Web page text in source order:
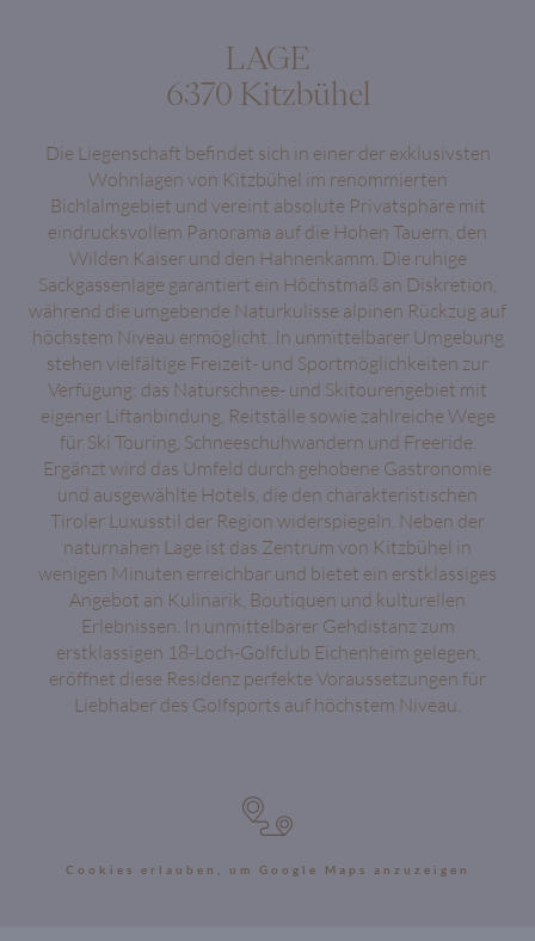
LAGE
6370 Kitzbühel
Die Liegenschaft befindet sich in einer der exklusivsten
Wohnlagen von Kitzbühel im renommierten
Bichlalmgebiet und vereint absolute Privatsphäre mit
eindrucksvollem Panorama auf die Hohen Tauern, den
Wilden Kaiser und den Hahnenkamm. Die ruhige
Sackgassenlage garantiert ein Höchstmaß an Diskretion,
während die umgebende Naturkulisse alpinen Rückzug auf
höchstem Niveau ermöglicht. In unmittelbarer Umgebung
stehen vielfältige Freizeit- und Sportmöglichkeiten zur
Verfügung: das Naturschnee- und Skitourengebiet mit
eigener Liftanbindung, Reitställe sowie zahlreiche Wege
für Ski Touring, Schneeschuhwandern und Freeride.
Ergänzt wird das Umfeld durch gehobene Gastronomie
und ausgewählte Hotels, die den charakteristischen
Tiroler Luxusstil der Region widerspiegeln. Neben der
naturnahen Lage ist das Zentrum von Kitzbühel in
wenigen Minuten erreichbar und bietet ein erstklassiges
Angebot an Kulinarik, Boutiquen und kulturellen
Erlebnissen. In unmittelbarer Gehdistanz zum
erstklassigen 18-Loch-Golfclub Eichenheim gelegen,
eröffnet diese Residenz perfekte Voraussetzungen für
Liebhaber des Golfsports auf höchstem Niveau.
Cookies erlauben, um Google Maps anzuzeigen